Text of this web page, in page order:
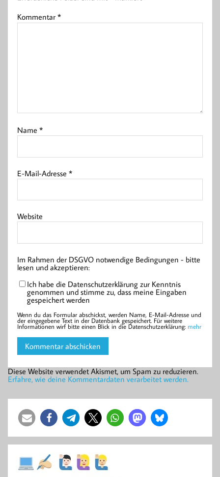
Kommentar*
Name*
E-Mail-Adresse*
Website
Im Rahmen der DSGVO notwendige Bedingungen - bitte
lesen und akzeptieren:
Ich habe die Datenschutzerklärung zur Kenntnis
genommen und stimme zu, dass meine Eingaben
gespeichert werden
Wenn du das Formular abschickst, werden Name, E-Mail-Adresse und
der eingegebene Text in der Datenbank gespeichert. Für weitere
Informationen wirf bitte einen Blick in die Datenschutzerklärung: mehr
Diese Website verwendet Akismet, um Spam zu reduzieren.
Erfahre, wie deine Kommentardaten verarbeitet werden.